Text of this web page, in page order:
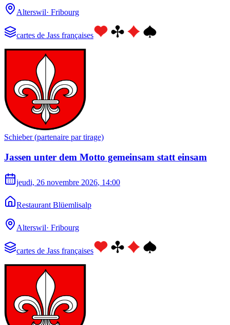
Alterswil· Fribourg
cartes de Jass françaises
Schieber (partenaire par tirage)
Jassen unter dem Motto gemeinsam statt einsam
jeudi, 26 novembre 2026, 14:00
Restaurant Blüemlisalp
Alterswil· Fribourg
cartes de Jass françaises